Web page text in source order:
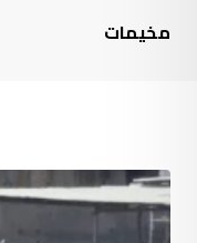
مخيمات